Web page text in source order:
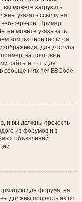
можете загрузить
указать ссылку на
сервере. Пример
не можете указывать
компьютере (если он
для доступа
на почтовые
сайты и т. п. Для
сообщениях тег BBCode
и вы должны прочесть
из форумов и в
объявлений
для форума, на
должны прочесть их по